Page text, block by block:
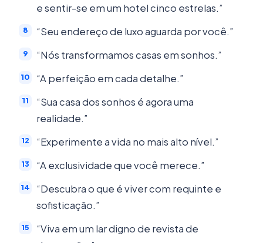
e sentir-se em um hotel cinco estrelas.”
“Seu endereço de luxo aguarda por você.”
“Nós transformamos casas em sonhos.”
“A perfeição em cada detalhe.”
“Sua casa dos sonhos é agora uma
realidade.”
“Experimente a vida no mais alto nível.”
“A exclusividade que você merece.”
“Descubra o que é viver com requinte e
sofisticação.”
“Viva em um lar digno de revista de